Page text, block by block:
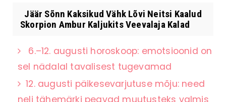
Jäär Sõnn Kaksikud Vähk Lõvi Neitsi Kaalud
Skorpion Ambur Kaljukits Veevalaja Kalad
6.–12. augusti horoskoop: emotsioonid on
sel nädalal tavalisest tugevamad
12. augusti päikesevarjutuse mõju: need
neli tähemärki peavad muutusteks valmis